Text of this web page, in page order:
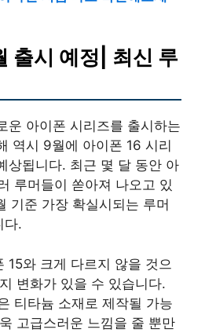
출시 예정| 최신 루
운 아이폰 시리즈를 출시하는
역시 9월에 아이폰 16 시리
상됩니다. 최근 몇 달 동안 아
루머들이 쏟아져 나오고 있
기준 가장 확실시되는 루머
다.
15와 크게 다르지 않을 것으
변화가 있을 수 있습니다.
티타늄 소재로 제작될 가능
고급스러운 느낌을 줄 뿐만